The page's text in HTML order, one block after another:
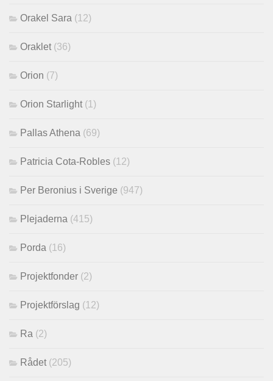
Orakel Sara (12)
Oraklet (36)
Orion (7)
Orion Starlight (1)
Pallas Athena (69)
Patricia Cota-Robles (12)
Per Beronius i Sverige (947)
Plejaderna (415)
Porda (16)
Projektfonder (2)
Projektförslag (12)
Ra (2)
Rådet (205)